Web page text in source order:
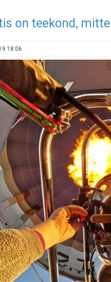
on teekond,
18:06